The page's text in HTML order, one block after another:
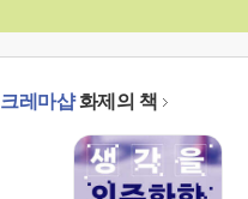
크레마샵화제의 책